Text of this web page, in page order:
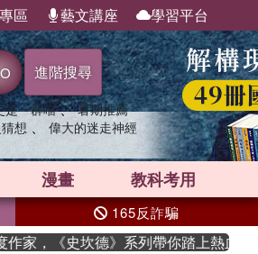
區 藝文講座 學習平台
進階搜尋
是一群喵 、 暑期推薦
想 、 偉大的迷走神經
漫畫 教科考用
165反詐騙
坎德》系列帶你踏上熱血奇幻旅程